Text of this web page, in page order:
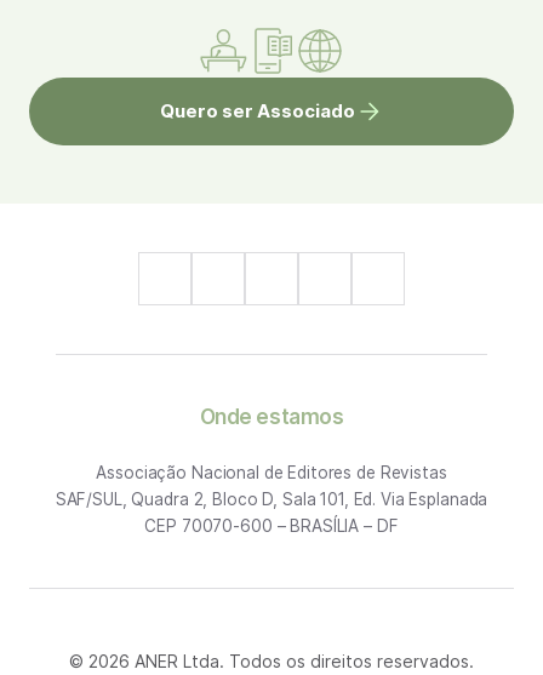
Quero ser Associado
Onde estamos
Associação Nacional de Editores de Revistas
SAF/SUL, Quadra 2, Bloco D, Sala 101, Ed. Via Esplanada
CEP 70070-600 – BRASÍLIA – DF
© 2026 ANER Ltda. Todos os direitos reservados.